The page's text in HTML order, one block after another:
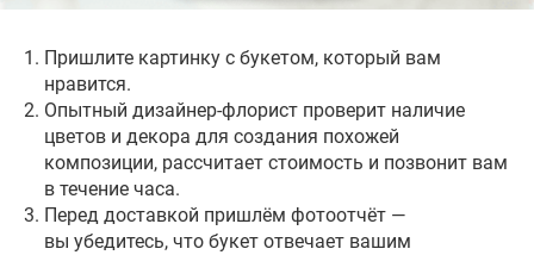
Салоны для самовывоза
Пришлите картинку с букетом, который вам
нравится.
Опытный дизайнер-флорист проверит наличие
цветов и декора для создания похожей
композиции, рассчитает стоимость и позвонит вам
в течение часа.
Перед доставкой пришлём фотоотчёт —
вы убедитесь, что букет отвечает вашим